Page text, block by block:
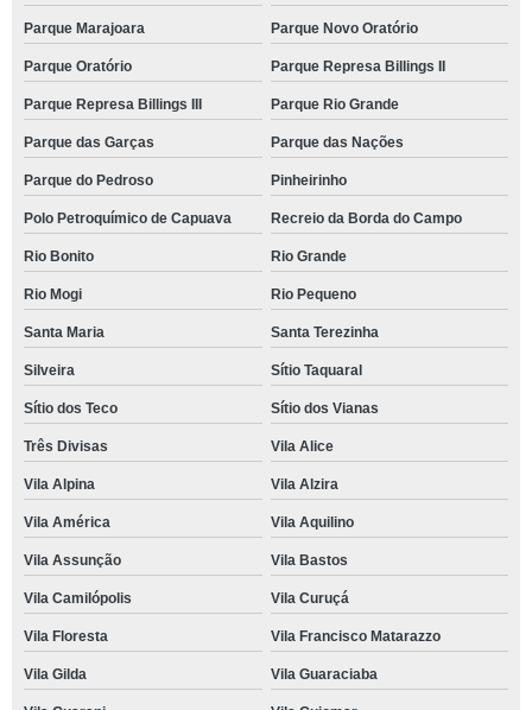
Parque Marajoara Parque Novo Oratório
Parque Oratório Parque Represa Billings II
Parque Represa Billings III Parque Rio Grande
Parque das Garças Parque das Nações
Parque do Pedroso Pinheirinho
Polo Petroquímico de Capuava Recreio da Borda do Campo
Rio Bonito Rio Grande
Rio Mogi Rio Pequeno
Santa Maria Santa Terezinha
Silveira Sítio Taquaral
Sítio dos Teco Sítio dos Vianas
Três Divisas Vila Alice
Vila Alpina Vila Alzira
Vila América Vila Aquilino
Vila Assunção Vila Bastos
Vila Camilópolis Vila Curuçá
Vila Floresta Vila Francisco Matarazzo
Vila Gilda Vila Guaraciaba